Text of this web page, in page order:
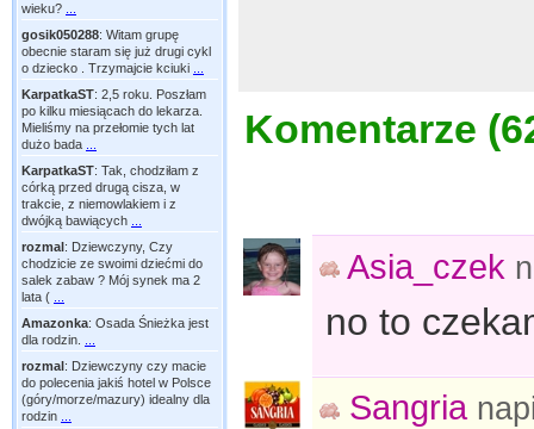
wieku?
gosik050288: Witam grupę
obecnie staram się już drugi cykl
o dziecko . Trzymajcie kciuki
KarpatkaST: 2,5 roku. Poszłam
po kilku miesiącach do lekarza.
Mieliśmy na przełomie tych lat
dużo bada
KarpatkaST: Tak, chodziłam z
córką przed drugą cisza, w
trakcie, z niemowlakiem i z
dwójką bawiących
rozmal: Dziewczyny, Czy
chodzicie ze swoimi dziećmi do
salek zabaw ? Mój synek ma 2
lata (
Amazonka: Osada Śnieżka jest
dla rodzin.
rozmal: Dziewczyny czy macie
do polecenia jakiś hotel w Polsce
(góry/morze/mazury) idealny dla
rodzin
Komentarze (
Asia_czek
no to
Sangria